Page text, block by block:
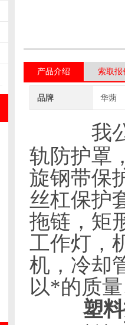
产品介绍 索取报
品牌 华蒴
我
轨防护罩
旋钢带保
丝杠保护
拖链，矩
工作灯，
机，冷却
以*的质
塑料